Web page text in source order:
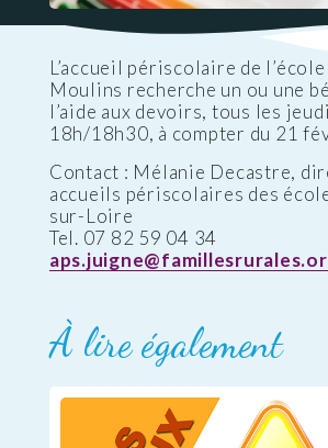
L’accueil périscolaire de
Moulins recherche un ou une
l’aide aux devoirs, tous les
18h/18h30, à compter du 21
Contact : Mélanie Decastre,
accueils périscolaires des
sur-Loire
Tel. 07 82 59 04 34
À lire également